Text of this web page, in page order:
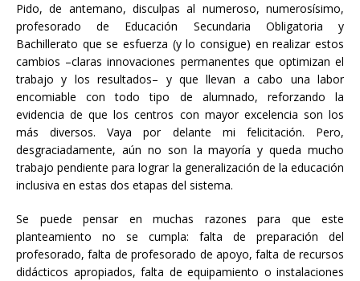
Pido, de antemano, disculpas al numeroso, numerosísimo,
profesorado de Educación Secundaria Obligatoria y
Bachillerato que se esfuerza (y lo consigue) en realizar estos
cambios –claras innovaciones permanentes que optimizan el
trabajo y los resultados– y que llevan a cabo una labor
encomiable con todo tipo de alumnado, reforzando la
evidencia de que los centros con mayor excelencia son los
más diversos. Vaya por delante mi felicitación. Pero,
desgraciadamente, aún no son la mayoría y queda mucho
trabajo pendiente para lograr la generalización de la educación
inclusiva en estas dos etapas del sistema.
Se puede pensar en muchas razones para que este
planteamiento no se cumpla: falta de preparación del
profesorado, falta de profesorado de apoyo, falta de recursos
didácticos apropiados, falta de equipamiento o instalaciones